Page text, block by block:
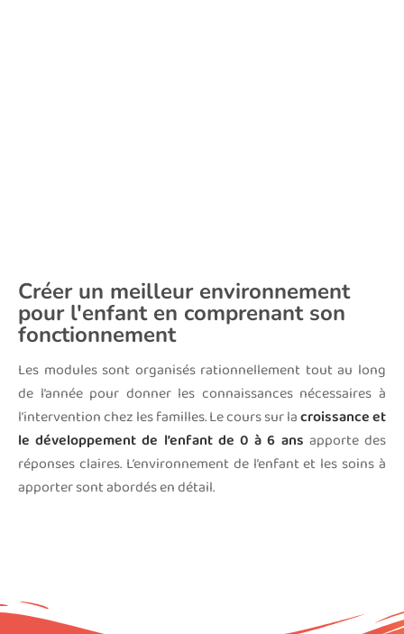
Créer un meilleur environnement
pour l'enfant en comprenant son
fonctionnement
Les modules sont organisés rationnellement tout au long
de l’année pour donner les connaissances nécessaires à
l’intervention chez les familles. Le cours sur lacroissance et
le développement de l’enfant de 0 à 6 ans apporte des
réponses claires. L’environnement de l’enfant et les soins à
apporter sont abordés en détail.